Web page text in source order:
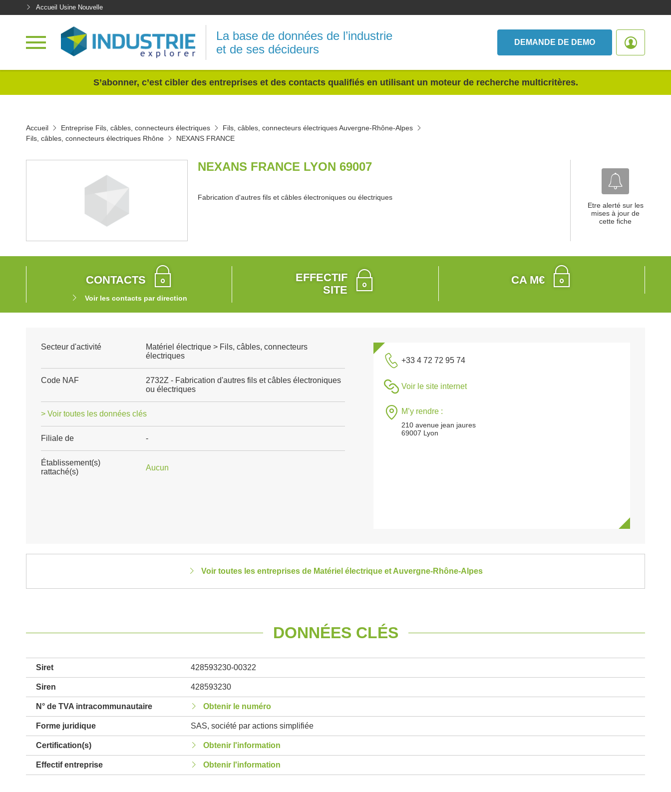
Accueil Usine Nouvelle
La base de données de l’industrie
et de ses décideurs
DEMANDE DE DEMO
S’abonner, c’est cibler des entreprises et des contacts qualifiés en utilisant un moteur de recherche multicritères.
Accueil Entreprise Fils, câbles, connecteurs électriques
Fils, câbles, connecteurs électriques Auvergne-Rhône-Alpes
Fils, câbles, connecteurs électriques Rhône
NEXANS FRANCE
NEXANS FRANCE LYON 69007
Fabrication d'autres fils et câbles électroniques ou électriques
Etre alerté sur les
mises à jour de
cette fiche
CONTACTS
Voir les contacts par direction
EFFECTIF
SITE
CA M€
Secteur d'activité
Matériel électrique > Fils, câbles, connecteurs
électriques
Code NAF
2732Z - Fabrication d'autres fils et câbles électroniques
ou électriques
> Voir toutes les données clés
Filiale de -
Établissement(s)
rattaché(s)
Aucun
+33 4 72 72 95 74
Voir le site internet
M’y rendre :
210 avenue jean jaures
69007 Lyon
Voir toutes les entreprises de Matériel électrique et Auvergne-Rhône-Alpes
DONNÉES CLÉS
Siret 428593230-00322
Siren 428593230
N° de TVA intracommunautaire Obtenir le numéro
Forme juridique SAS, société par actions simplifiée
Certification(s) Obtenir l'information
Effectif entreprise Obtenir l'information